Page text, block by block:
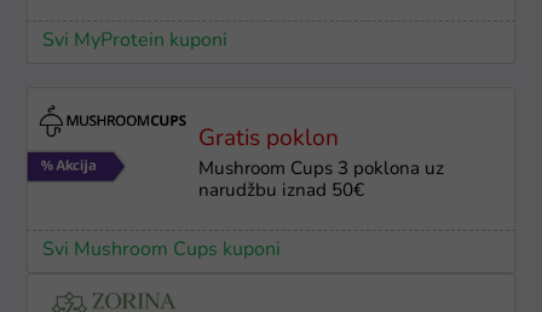
Svi MyProtein kuponi
Gratis poklon
Mushroom Cups 3 poklona uz
narudžbu iznad 50€
Svi Mushroom Cups kuponi